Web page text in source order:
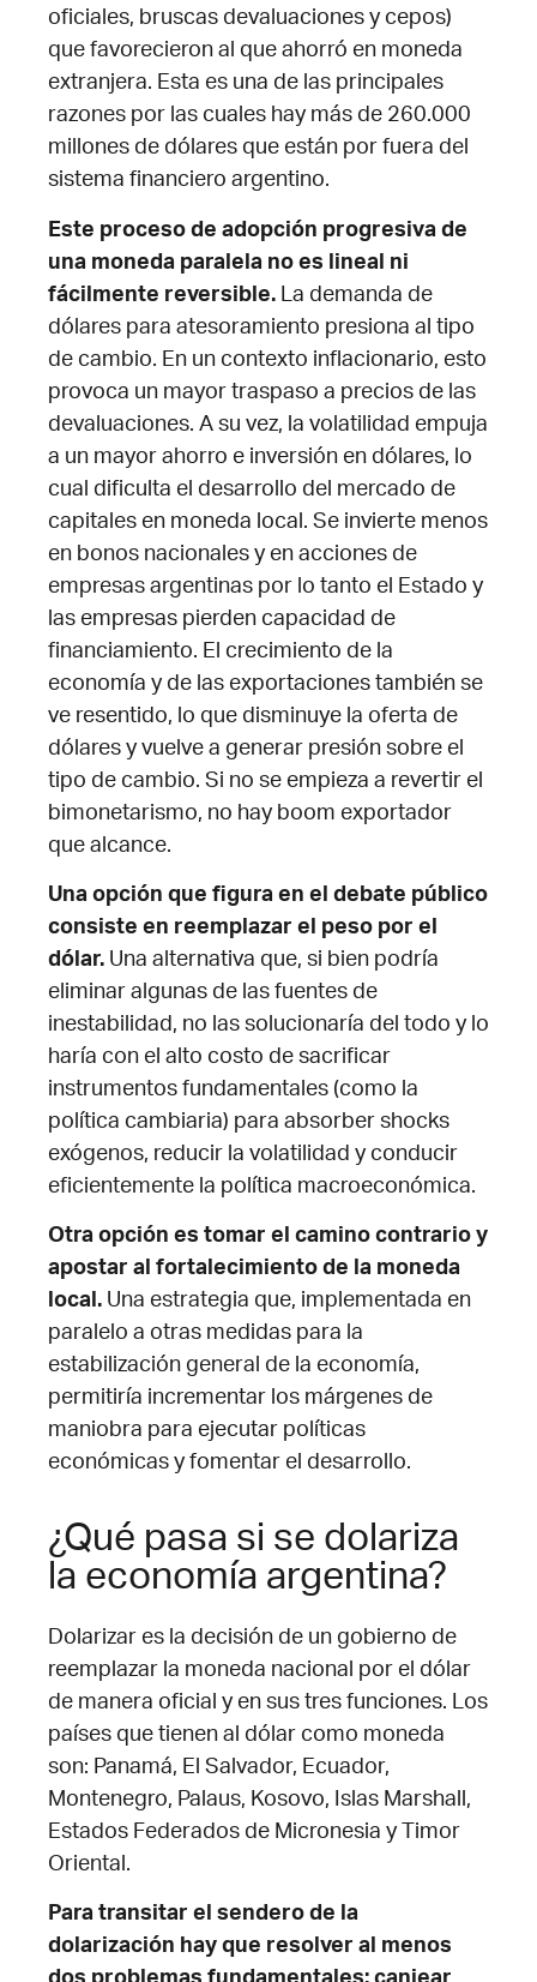
oficiales, bruscas devaluaciones y cepos)
que favorecieron al que ahorró en moneda
extranjera. Esta es una de las principales
razones por las cuales hay más de 260.000
millones de dólares que están por fuera del
sistema financiero argentino.
Este proceso de adopción progresiva de
una moneda paralela no es lineal ni
fácilmente reversible. La demanda de
dólares para atesoramiento presiona al tipo
de cambio. En un contexto inflacionario, esto
provoca un mayor traspaso a precios de las
devaluaciones. A su vez, la volatilidad empuja
a un mayor ahorro e inversión en dólares, lo
cual dificulta el desarrollo del mercado de
capitales en moneda local. Se invierte menos
en bonos nacionales y en acciones de
empresas argentinas por lo tanto el Estado y
las empresas pierden capacidad de
financiamiento. El crecimiento de la
economía y de las exportaciones también se
ve resentido, lo que disminuye la oferta de
dólares y vuelve a generar presión sobre el
tipo de cambio. Si no se empieza a revertir el
bimonetarismo, no hay boom exportador
que alcance.
Una opción que figura en el debate público
consiste en reemplazar el peso por el
dólar. Una alternativa que, si bien podría
eliminar algunas de las fuentes de
inestabilidad, no las solucionaría del todo y lo
haría con el alto costo de sacrificar
instrumentos fundamentales (como la
política cambiaria) para absorber shocks
exógenos, reducir la volatilidad y conducir
eficientemente la política macroeconómica.
Otra opción es tomar el camino contrario y
apostar al fortalecimiento de la moneda
local. Una estrategia que, implementada en
paralelo a otras medidas para la
estabilización general de la economía,
permitiría incrementar los márgenes de
maniobra para ejecutar políticas
económicas y fomentar el desarrollo.
¿Qué pasa si se dolariza
la economía argentina?
Dolarizar es la decisión de un gobierno de
reemplazar la moneda nacional por el dólar
de manera oficial y en sus tres funciones. Los
países que tienen al dólar como moneda
son: Panamá, El Salvador, Ecuador,
Montenegro, Palaus, Kosovo, Islas Marshall,
Estados Federados de Micronesia y Timor
Oriental.
Para transitar el sendero de la
dolarización hay que resolver al menos